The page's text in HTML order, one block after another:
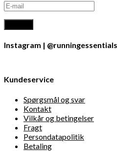
Instagram | @runningessentials
Kundeservice
Spørgsmål og svar
Kontakt
Vilkår og betingelser
Fragt
Persondatapolitik
Betaling